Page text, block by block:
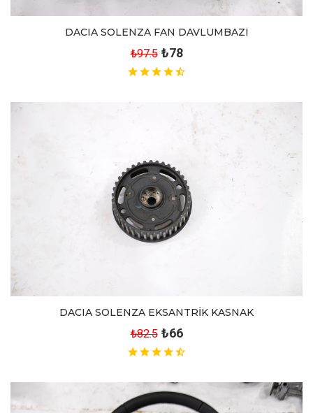
DACIA SOLENZA FAN DAVLUMBAZI
₺97.5 ₺78
DACIA SOLENZA EKSANTRİK KASNAK
₺82.5 ₺66